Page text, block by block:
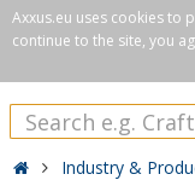
Axxus.eu uses cookies to
continue to the site, you
Industry &